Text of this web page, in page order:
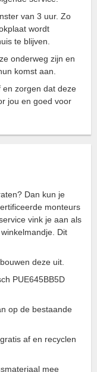
van 3 uur. Zo
wordt
te blijven.
onderweg zijn en
komst aan.
en zorgen dat deze
jou en goed voor
Dan kun je
monteurs
vink je aan als
Dit
deze uit.
PUE645BB5D
op de bestaande
af en recyclen
mee